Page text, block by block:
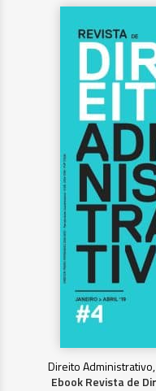
Direito
Ebook Revista de